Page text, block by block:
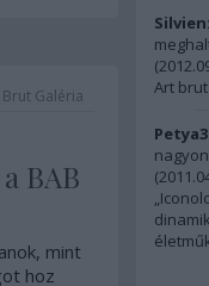
Galéria
BAB
mint
hoz
(
Art
(